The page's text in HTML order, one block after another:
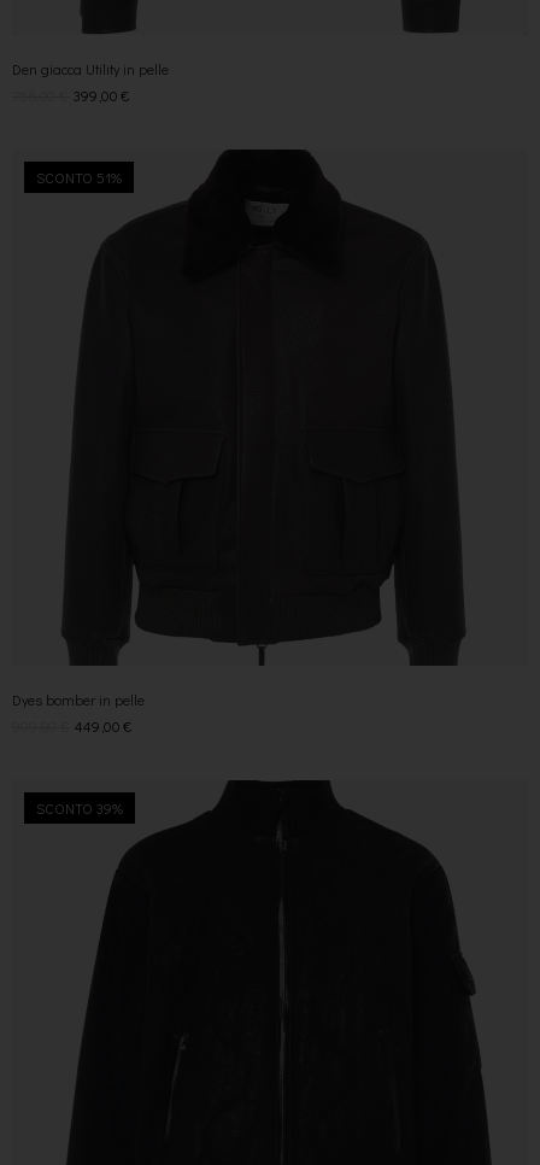
Den giacca Utility in pelle
399,00€
SCONTO 51%
Dyes bomber in pelle
449,00€
SCONTO 39%